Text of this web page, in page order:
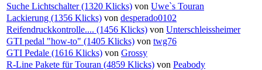
Suche Lichtschalter (1320 Klicks) von Uwe`s Touran
Lackierung (1356 Klicks) von desperado0102
Reifendruckkontrolle.... (1456 Klicks) von Unterschleissheimer
GTI pedal "how-to" (1405 Klicks) von twg76
GTI Pedale (1616 Klicks) von Grossy
R-Line Pakete für Touran (4859 Klicks) von Peabody